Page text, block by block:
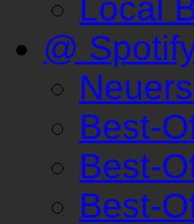
Local
@
Best-
Best-
Best-